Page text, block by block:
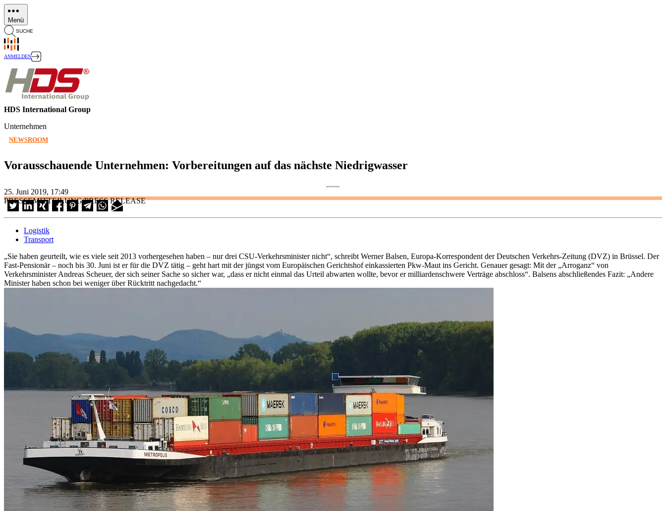
Direkt
zum
Inhalt
Menü
SUCHE
ANMELDEN
HDS International Group
Unternehmen
NEWSROOM
Vorausschauende Unternehmen: Vorbereitungen auf das nächste Niedrigwasser
25. Juni 2019, 17:49
PRESSEMITTEILUNG/PRESS RELEASE
Logistik
Transport
„Sie haben geurteilt, wie es viele seit 2013 vorhergesehen haben – nur drei CSU-Verkehrsminister nicht“, schreibt Werner Balsen, Europa-Korrespondent der Deutschen Verkehrs-Zeitung (DVZ) in Brüssel. Der
Fast-Pensionär – noch bis 30. Juni ist er für die DVZ tätig – geht hart mit der jüngst vom Europäischen Gerichtshof einkassierten Pkw-Maut ins Gericht. Genauer gesagt: Mit der „Arroganz“ von
Verkehrsminister Andreas Scheuer, der sich seiner Sache so sicher war, „dass er nicht einmal das Urteil abwarten wollte, bevor er milliardenschwere Verträge abschloss“. Balsens abschließendes Fazit: „Andere
Minister haben schon bei weniger über Rücktritt nachgedacht.“